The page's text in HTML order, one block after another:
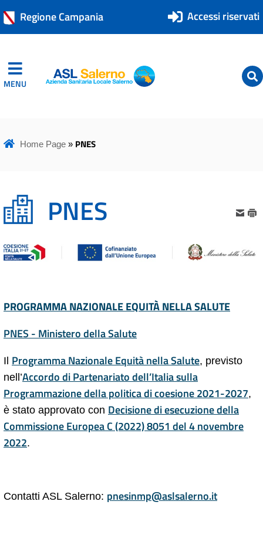
Regione Campania Accessi riservati
MENU ASL Salerno
ASL Salerno
Home Page» PNES
PNES
PROGRAMMA NAZIONALE EQUITÀ NELLA SALUTE
PNES - Ministero della Salute
Il Programma Nazionale Equità nella Salute, previsto
nell’Accordo di Partenariato dell’Italia sulla
Programmazione della politica di coesione 2021-2027,
è stato approvato con Decisione di esecuzione della
Commissione Europea C (2022) 8051 del 4 novembre
2022.
Contatti ASL Salerno: pnesinmp@aslsalerno.it